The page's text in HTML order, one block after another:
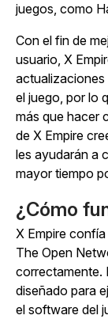
juegos, como
Con el fin de
usuario, X
actualizaciones
el juego, por lo
más que hacer
de X Empire
les ayudarán a
mayor tiempo
¿Cómo
X Empire confía
The Open
correctamente.
diseñado para
el software del